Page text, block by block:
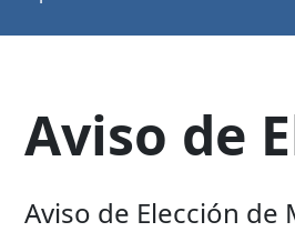
Aviso de
Aviso de Elección